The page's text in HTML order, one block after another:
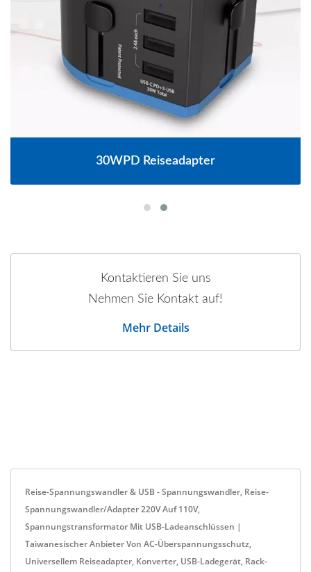
30WPD Reiseadapter
Kontaktieren Sie uns
Nehmen Sie Kontakt auf!
Mehr Details
Reise-Spannungswandler & USB - Spannungswandler, Reise-
Spannungswandler/Adapter 220V Auf 110V,
Spannungstransformator Mit USB-Ladeanschlüssen |
Taiwanesischer Anbieter Von AC-Überspannungsschutz,
Universellem Reiseadapter, Konverter, USB-Ladegerät, Rack-